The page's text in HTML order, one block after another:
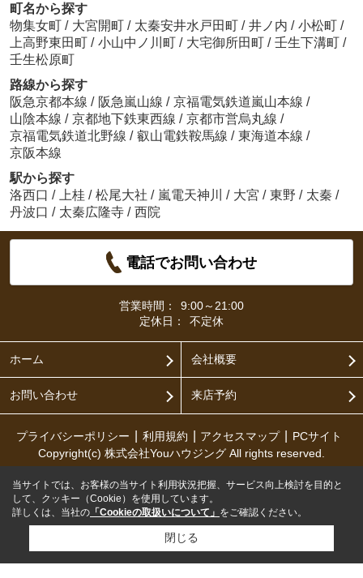
町名から探す
物集女町 / 大宮開町 / 太秦安井水戸田町 / 井ノ内 / 小松町 /
上高野東田町 / 小山中ノ川町 / 大宅御所田町 / 壬生下溝町 /
壬生松原町
路線から探す
阪急京都本線 / 阪急嵐山線 / 京福電気鉄道嵐山本線 /
山陰本線 / 京都地下鉄東西線 / 京都市営烏丸線 /
京福電気鉄道北野線 / 叡山電鉄鞍馬線 / 東海道本線 /
京阪本線
駅から探す
洛西口 / 上桂 / 松尾大社 / 嵐電天神川 / 大宮 / 東野 / 太秦 /
丹波口 / 太秦広隆寺 / 西院
電話でお問い合わせ
営業時間：
9:00～21:00
定休日：
不定休
ホーム 会社概要
お問い合わせ 来店予約
プライバシーポリシー 利用規約 アクセスマップ
PCサイト
Copyright(c) 株式会社Youハウジング All rights reserved.
当サイトでは、お客様の当サイト利用状況把握、サービス向上検討を目的と
して、クッキー（Cookie）を使用しています。
詳しくは、当社の 「Cookieの取扱いについて」 をご確認ください。
閉じる